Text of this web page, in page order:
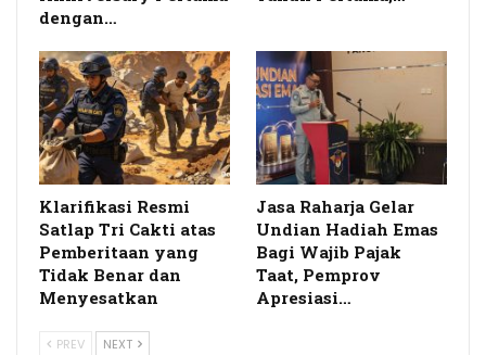
dengan…
Klarifikasi Resmi
Satlap Tri Cakti atas
Pemberitaan yang
Tidak Benar dan
Menyesatkan
Jasa Raharja Gelar
Undian Hadiah Emas
Bagi Wajib Pajak
Taat, Pemprov
Apresiasi…
PREV NEXT